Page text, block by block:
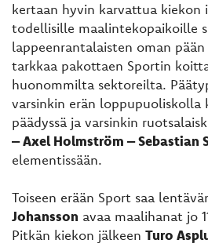
kertaan hyvin karvattua kiekon
todellisille maalintekopaikoille
lappeenrantalaisten oman
tarkkaa pakottaen Sportin
huonommilta sektoreilta.
varsinkin erän loppupuoliskolla
päädyssä ja varsinkin
– Axel Holmström – Sebastian
elementissään.
Toiseen erään Sport saa
Johansson avaa maalihanat jo
Pitkän kiekon jälkeen Turo